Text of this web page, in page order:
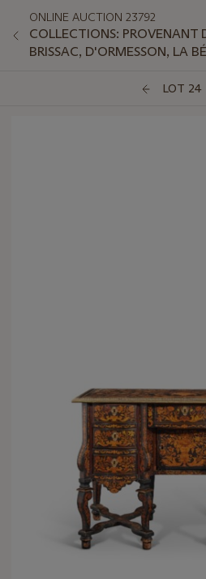
ONLINE AUCTION 23792
COLLECTIONS: PROVENANT
BRISSAC, D'ORMESSON, LA
LOT 24